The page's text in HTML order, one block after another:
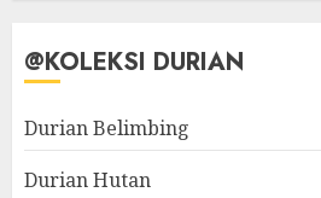
@KOLEKSI DURIAN
Durian Belimbing
Durian Hutan